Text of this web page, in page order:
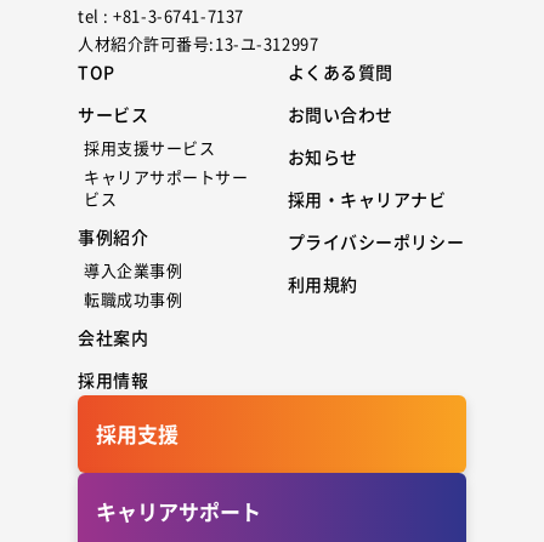
tel : +81-3-6741-7137
人材紹介許可番号:13-ユ-312997
TOP
サービス
採用支援サービス
キャリアサポートサー
ビス
事例紹介
導入企業事例
転職成功事例
会社案内
採用情報
よくある質問
お問い合わせ
お知らせ
採用・キャリアナビ
プライバシーポリシー
利用規約
採用支援
キャリアサポート